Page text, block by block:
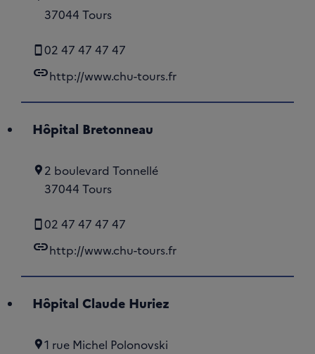
37044 Tours
02 47 47 47 47
linkhttp://www.chu-tours.fr
Hôpital Bretonneau
2 boulevard Tonnellé
37044 Tours
02 47 47 47 47
linkhttp://www.chu-tours.fr
Hôpital Claude Huriez
1 rue Michel Polonovski